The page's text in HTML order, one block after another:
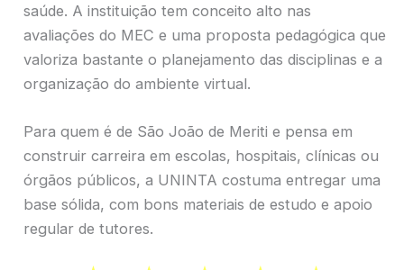
saúde. A instituição tem conceito alto nas
avaliações do MEC e uma proposta pedagógica que
valoriza bastante o planejamento das disciplinas e a
organização do ambiente virtual.
Para quem é de São João de Meriti e pensa em
construir carreira em escolas, hospitais, clínicas ou
órgãos públicos, a UNINTA costuma entregar uma
base sólida, com bons materiais de estudo e apoio
regular de tutores.